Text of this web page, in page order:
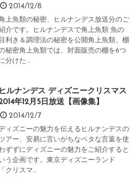
2014/12/8
上魚類の秘密、ヒルナンデス放送分のご
介です。ヒルナンデスで角上魚類 魚の
目利き＆調理法の秘密を公開角上魚類、棚
秘密角上魚類では、対面販売の棚を6つ
分けた...
ヒルナンデス ディズニークリスマス
年12月5日放送【画像集】
2014/12/7
ィズニーの魅力を伝えるヒルナンデスの
アー、安易に言いがちなベタな言葉を使
ずずにディズニーの魅力をご紹介すると
う企画です。東京ディズニーランド
「クリスマ...